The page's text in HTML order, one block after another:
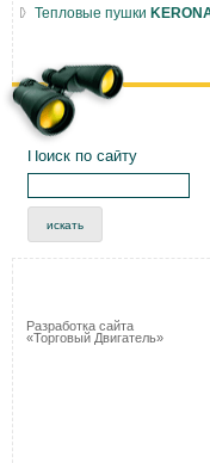
Тепловые пушки
Поиск по сайту
Разработка сайта
«Торговый Двигатель»